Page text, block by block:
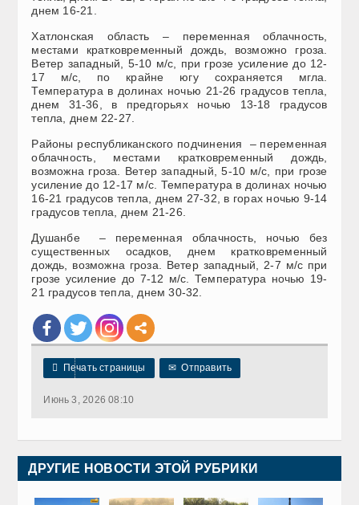
днем 16-21.
Хатлонская область – переменная облачность,
местами кратковременный дождь, возможно гроза.
Ветер западный, 5-10 м/с, при грозе усиление до 12-
17 м/с, по крайне югу сохраняется мгла.
Температура в долинах ночью 21-26 градусов тепла,
днем 31-36, в предгорьях ночью 13-18 градусов
тепла, днем 22-27.
Районы республиканского подчинения – переменная
облачность, местами кратковременный дождь,
возможна гроза. Ветер западный, 5-10 м/с, при грозе
усиление до 12-17 м/с. Температура в долинах ночью
16-21 градусов тепла, днем 27-32, в горах ночью 9-14
градусов тепла, днем 21-26.
Душанбе – переменная облачность, ночью без
существенных осадков, днем кратковременный
дождь, возможна гроза. Ветер западный, 2-7 м/с при
грозе усиление до 7-12 м/с. Температура ночью 19-
21 градусов тепла, днем 30-32.
 Печать страницы ✉ Отправить
Июнь 3, 2026 08:10
ДРУГИЕ НОВОСТИ ЭТОЙ РУБРИКИ